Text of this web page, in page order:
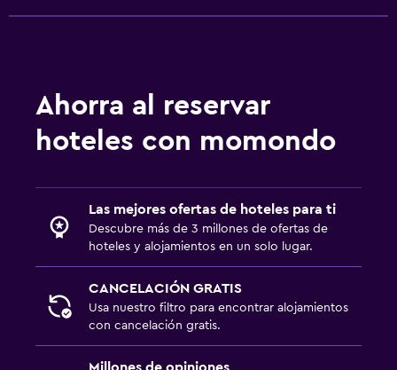
Ahorra al reservar
hoteles con momondo
Las mejores ofertas de hoteles para ti
Descubre más de 3 millones de ofertas de
hoteles y alojamientos en un solo lugar.
CANCELACIÓN GRATIS
Usa nuestro filtro para encontrar alojamientos
con cancelación gratis.
Millones de opiniones